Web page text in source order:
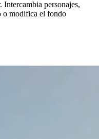
personajes,
o modifica el fondo